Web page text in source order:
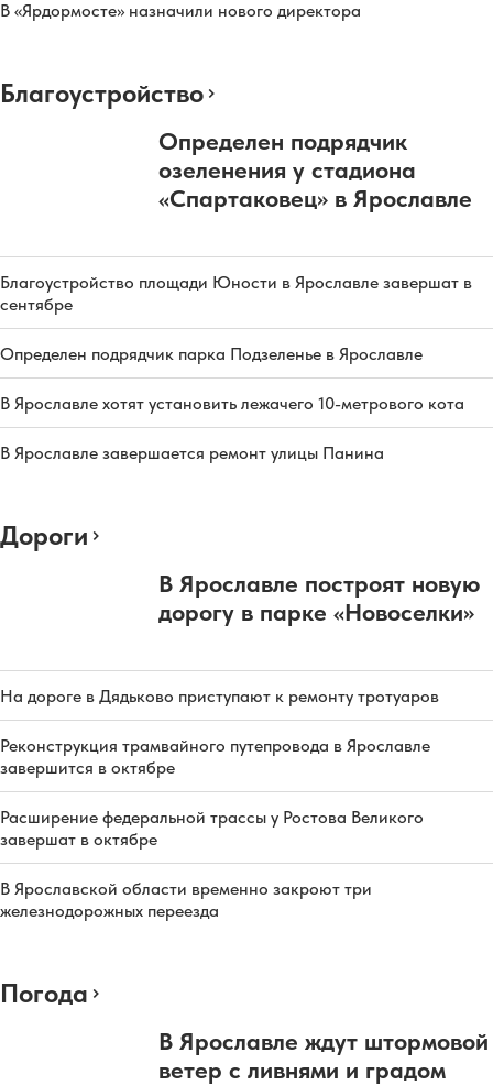
В «Ярдормосте» назначили нового директора
Благоустройство
Определен подрядчик
озеленения у стадиона
«Спартаковец» в Ярославле
Благоустройство площади Юности в Ярославле завершат в
сентябре
Определен подрядчик парка Подзеленье в Ярославле
В Ярославле хотят установить лежачего 10-метрового кота
В Ярославле завершается ремонт улицы Панина
Дороги
В Ярославле построят новую
дорогу в парке «Новоселки»
На дороге в Дядьково приступают к ремонту тротуаров
Реконструкция трамвайного путепровода в Ярославле
завершится в октябре
Расширение федеральной трассы у Ростова Великого
завершат в октябре
В Ярославской области временно закроют три
железнодорожных переезда
Погода
В Ярославле ждут штормовой
ветер с ливнями и градом